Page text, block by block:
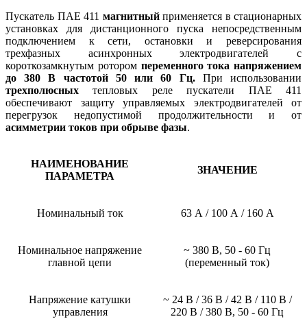
Пускатель ПАЕ 411 магнитный применяется в стационарных
установках для дистанционного пуска непосредственным
подключением к сети, остановки и реверсирования
трехфазных асинхронных электродвигателей с
короткозамкнутым ротором переменного тока напряжением
до 380 В частотой 50 или 60 Гц.При использовании
трехполюсных тепловых реле пускатели ПАЕ 411
обеспечивают защиту управляемых электродвигателей от
перегрузок недопустимой продолжительности и от
асимметрии токов при обрыве фазы.
НАИМЕНОВАНИЕ
ПАРАМЕТРА
ЗНАЧЕНИЕ
Номинальный ток 63 А / 100 А / 160 А
Номинальное напряжение
главной цепи
~ 380 В, 50 - 60 Гц
(переменный ток)
Напряжение катушки
управления
~ 24 В / 36 В / 42 В / 110 В /
220 В / 380 В, 50 - 60 Гц